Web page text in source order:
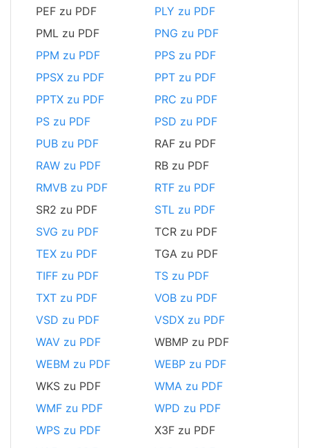
PEF zu PDF
PLY zu PDF
PML zu PDF
PNG zu PDF
PPM zu PDF
PPS zu PDF
PPSX zu PDF
PPT zu PDF
PPTX zu PDF
PRC zu PDF
PS zu PDF
PSD zu PDF
PUB zu PDF
RAF zu PDF
RAW zu PDF
RB zu PDF
RMVB zu PDF
RTF zu PDF
SR2 zu PDF
STL zu PDF
SVG zu PDF
TCR zu PDF
TEX zu PDF
TGA zu PDF
TIFF zu PDF
TS zu PDF
TXT zu PDF
VOB zu PDF
VSD zu PDF
VSDX zu PDF
WAV zu PDF
WBMP zu PDF
WEBM zu PDF
WEBP zu PDF
WKS zu PDF
WMA zu PDF
WMF zu PDF
WPD zu PDF
WPS zu PDF
X3F zu PDF